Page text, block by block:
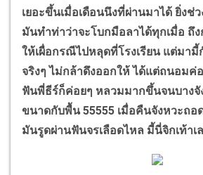
เยอะขึ้นเมื่อเดือนนึงที่ผ่านมาได้ ยิ่งช่
มันทำท่าว่าจะโบกมือลาได้ทุกเมื่อ ถึง
ให้เผื่อกรณีไปหลุดที่โรงเรียน แต่มามี้
จริงๆ ไม่กล้าดึงออกให้ ได้แต่ถนอมค่
ฟันพี่ธีร์ก็ค่อยๆ หลวมมากขึ้นจนบาง
ขนาดกับพื้น 55555 เมื่อคืนจังหวะถอ
มันรูดผ่านฟันจรเลือดไหล มี้นี่จิกเท้าเ